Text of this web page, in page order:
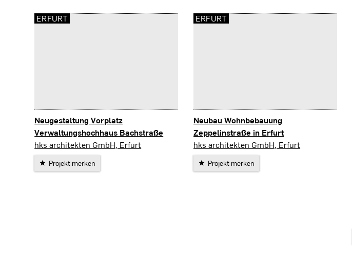
Neugestaltung Vorplatz
Verwaltungshochhaus Bachstraße
Erfurt
hks architekten GmbH, Erfurt
Projekt merken
ERFURT
Neubau Wohnbebauung
Zeppelinstraße in Erfurt
Erfurt
hks architekten GmbH, Erfurt
Projekt merken
ERFURT